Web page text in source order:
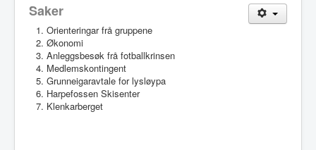
Fotball
Friidrett
Langrenn
Hovudstyret
Idrettslaget
Saker
Orienteringar frå gruppene
Økonomi
Anleggsbesøk frå fotballkrinsen
Medlemskontingent
Grunneigaravtale for lysløypa
Harpefossen Skisenter
Klenkarberget